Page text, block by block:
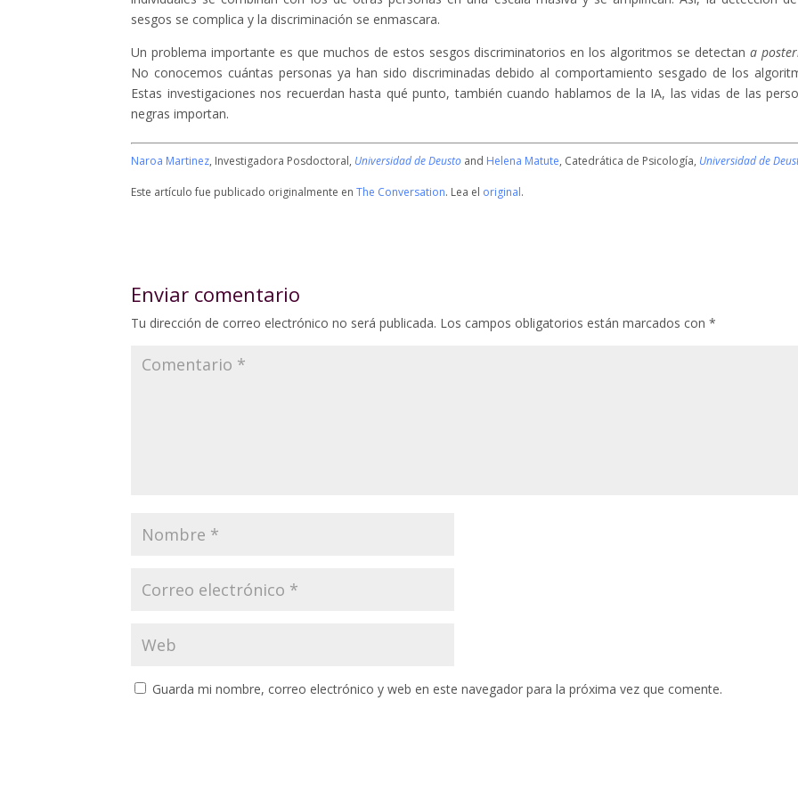
sesgos se complica y la discriminación se enmascara.
Un problema importante es que muchos de estos sesgos discriminatorios en los algoritmos se detectana
No conocemos cuántas personas ya han sido discriminadas debido al comportamiento sesgado de los
Estas investigaciones nos recuerdan hasta qué punto, también cuando hablamos de la IA, las vidas de las
negras importan.
Naroa Martinez, Investigadora Posdoctoral, Universidad de Deusto and Helena Matute, Catedrática de Psicología, Universidad de
Este artículo fue publicado originalmente en The Conversation. Lea el original.
Enviar comentario
Tu dirección de correo electrónico no será publicada. Los campos obligatorios están marcados con *
Guarda mi nombre, correo electrónico y web en este navegador para la próxima vez que comente.